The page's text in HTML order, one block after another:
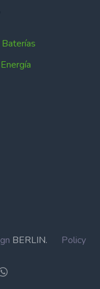
BERLIN. Policy